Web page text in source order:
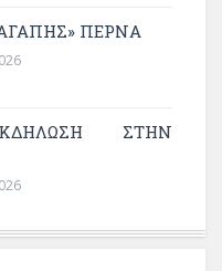
ΠΕΡΝΆ
ΣΤΗΝ